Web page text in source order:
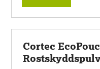
Cortec